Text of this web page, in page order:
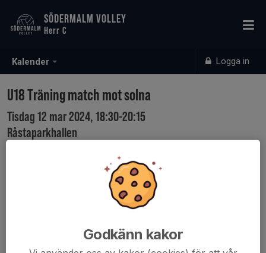
Kalender Logga in
SÖDERMALM VOLLEY
Herr C
U18 Träning match mot solna
Tisdag 12 mar 2024, 18:30-20:15
Råstaparkhallen
Godkänn kakor